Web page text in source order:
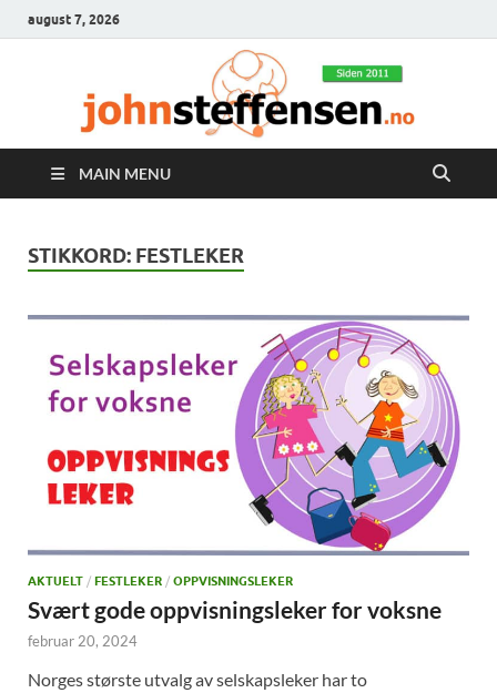
august 7, 2026
MAIN MENU
STIKKORD: FESTLEKER
AKTUELT / FESTLEKER / OPPVISNINGSLEKER
Svært gode oppvisningsleker for voksne
februar 20, 2024
Norges største utvalg av selskapsleker har to